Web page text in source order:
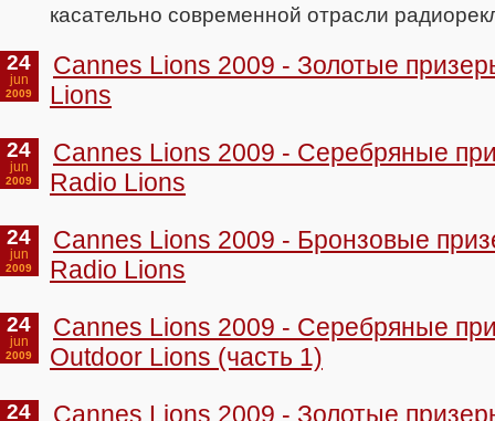
касательно современной отрасли
24
jun
2009
Cannes Lions 2009 - Золотые
Lions
24
jun
2009
Cannes Lions 2009 - Серебряные
Radio Lions
24
jun
2009
Cannes Lions 2009 - Бронзовые
Radio Lions
24
jun
2009
Cannes Lions 2009 - Серебряные
Outdoor Lions (часть 1)
24
Cannes Lions 2009 - Золотые